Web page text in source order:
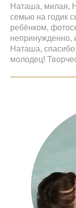
Наташа, милая,
семью на годик
ребёнком,
непринужденно,
Наташа,
молодец!